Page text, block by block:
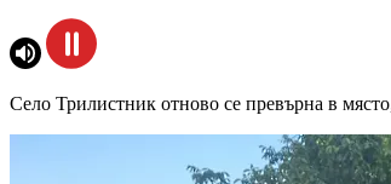
Село Трилистник отново се превърна в